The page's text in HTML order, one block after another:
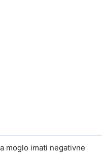
moglo imati negativne